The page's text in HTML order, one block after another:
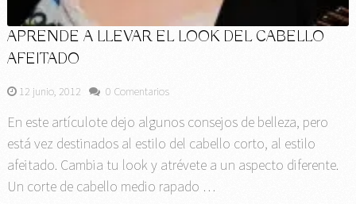
APRENDE A LLEVAR EL LOOK DEL CABELLO
AFEITADO
12 junio, 2012 0 Comentarios
En este artículote dejo algunos consejos de belleza, pero
está vez destinados al estilo del cabello corto, al estilo
afeitado. Cambia tu look y atrévete a un aspecto diferente.
Un corte de cabello medio rapado …